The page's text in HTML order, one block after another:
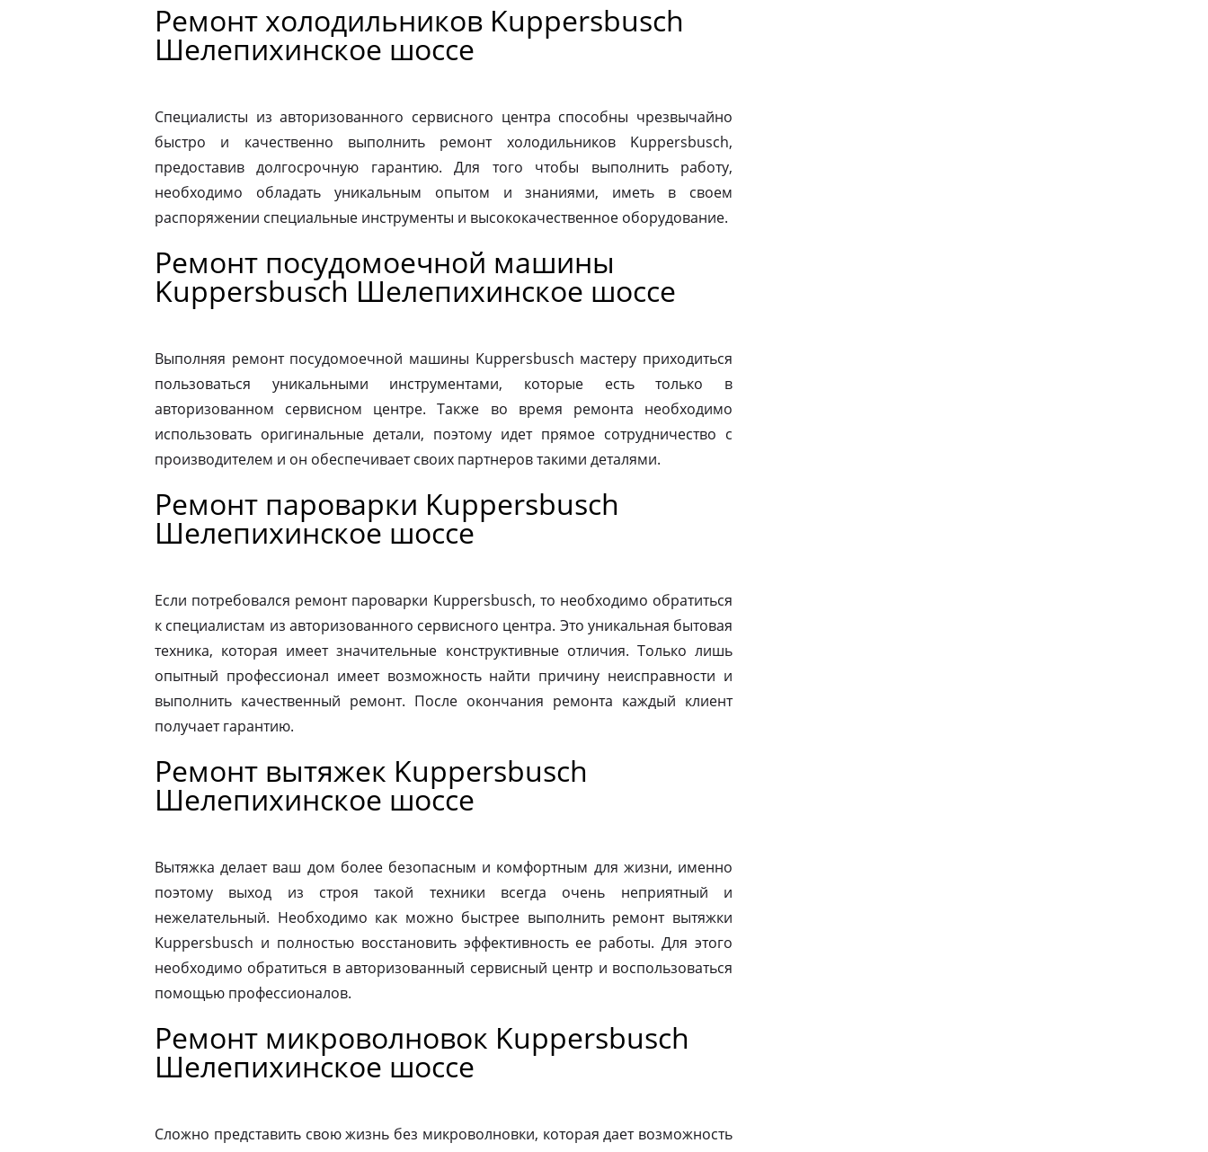
Ремонт холодильников Kuppersbusch
Шелепихинское шоссе
Специалисты из авторизованного сервисного центра способны чрезвычайно
быстро и качественно выполнить ремонт холодильников Kuppersbusch,
предоставив долгосрочную гарантию. Для того чтобы выполнить работу,
необходимо обладать уникальным опытом и знаниями, иметь в своем
распоряжении специальные инструменты и высококачественное оборудование.
Ремонт посудомоечной машины
Kuppersbusch Шелепихинское шоссе
Выполняя ремонт посудомоечной машины Kuppersbusch мастеру приходиться
пользоваться уникальными инструментами, которые есть только в
авторизованном сервисном центре. Также во время ремонта необходимо
использовать оригинальные детали, поэтому идет прямое сотрудничество с
производителем и он обеспечивает своих партнеров такими деталями.
Ремонт пароварки Kuppersbusch
Шелепихинское шоссе
Если потребовался ремонт пароварки Kuppersbusch, то необходимо обратиться
к специалистам из авторизованного сервисного центра. Это уникальная бытовая
техника, которая имеет значительные конструктивные отличия. Только лишь
опытный профессионал имеет возможность найти причину неисправности и
выполнить качественный ремонт. После окончания ремонта каждый клиент
получает гарантию.
Ремонт вытяжек Kuppersbusch
Шелепихинское шоссе
Вытяжка делает ваш дом более безопасным и комфортным для жизни, именно
поэтому выход из строя такой техники всегда очень неприятный и
нежелательный. Необходимо как можно быстрее выполнить ремонт вытяжки
Kuppersbusch и полностью восстановить эффективность ее работы. Для этого
необходимо обратиться в авторизованный сервисный центр и воспользоваться
помощью профессионалов.
Ремонт микроволновок Kuppersbusch
Шелепихинское шоссе
Сложно представить свою жизнь без микроволновки, которая дает возможность